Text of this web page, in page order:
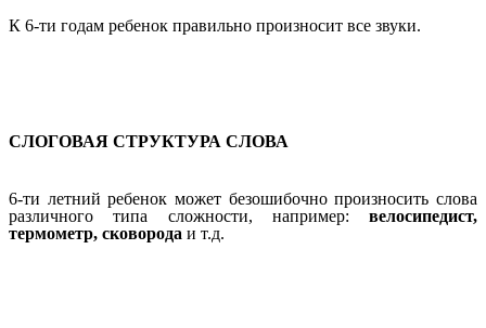
К 6-ти годам ребенок правильно произносит все звуки.
СЛОГОВАЯ СТРУКТУРА СЛОВА
6-ти летний ребенок может безошибочно произносить слова
различного типа сложности, например: велосипедист,
термометр, сковорода и т.д.